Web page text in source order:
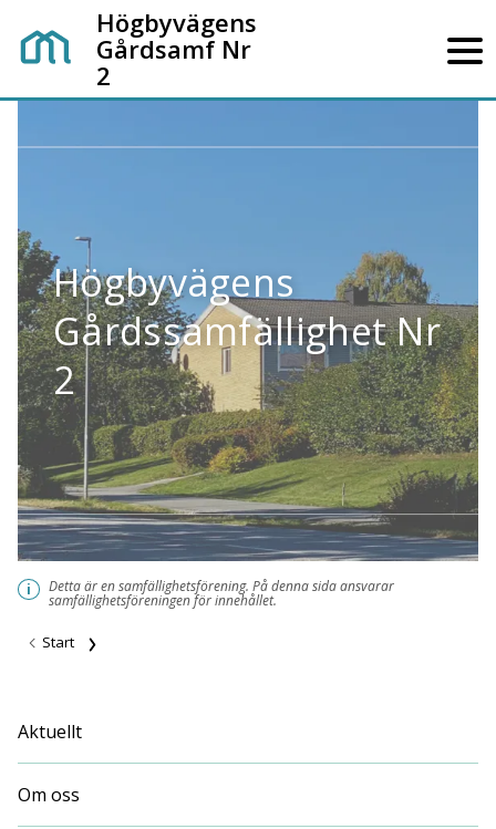
Högbyvägens
Gårdsamf Nr
2
Högbyvägens
Gårdssamfällighet Nr
2
i Detta är en samfällighetsförening. På denna sida ansvarar
samfällighetsföreningen för innehållet.
Start
Aktuellt
Om oss